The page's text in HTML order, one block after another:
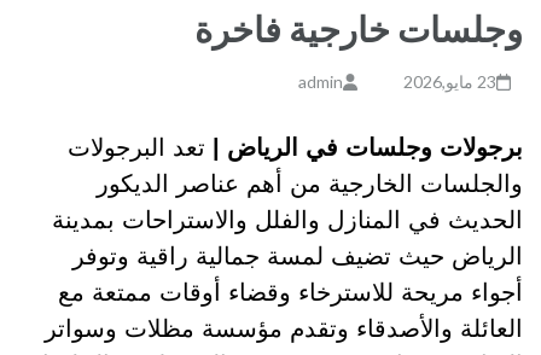
وجلسات خارجية فاخرة
23 مايو,2026 admin
برجولات وجلسات في الرياض |
تعد البرجولات
والجلسات الخارجية من أهم عناصر الديكور
الحديث في المنازل والفلل والاستراحات بمدينة
الرياض حيث تضيف لمسة جمالية راقية وتوفر
أجواء مريحة للاسترخاء وقضاء أوقات ممتعة مع
العائلة والأصدقاء وتقدم مؤسسة مظلات وسواتر